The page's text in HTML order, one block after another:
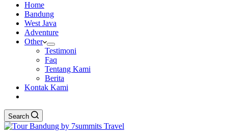
Home
Bandung
West Java
Adventure
Other
Testimoni
Faq
Tentang Kami
Berita
Kontak Kami
Search